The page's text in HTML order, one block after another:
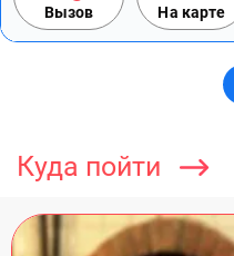
Вызов На карте
Куда пойти